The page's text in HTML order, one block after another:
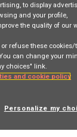
ET VOS
activité àtemps
aisance
autonomie? C'est
d'Assurance,
, to display
and your profile,
the quality of our
or refuse these
can change your
choices" link.
and cookie policy
Personalize my